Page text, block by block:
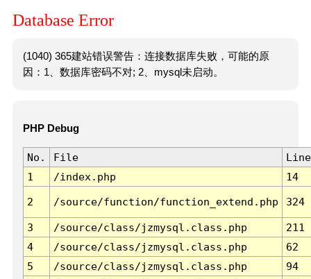
Database Error
(1040) 365建站错误警告：连接数据库失败，可能的原
因：1、数据库密码不对; 2、mysql未启动。
PHP Debug
No. File
Line
1
/index.php 14
2 /source/function/function_extend.php 324
3 /source/class/jzmysql.class.php
211
4
/source/class/jzmysql.class.php
62
5
/source/class/jzmysql.class.php
94